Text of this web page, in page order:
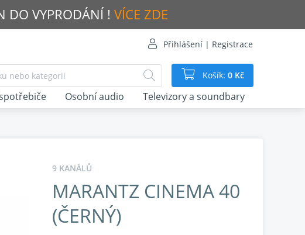
DO VYPRODÁNÍ ! VÍCE ZDE
Přihlášení | Registrace
Košík: 0 Kč
9 KANÁLŮ
MARANTZ CINEMA 40
(ČERNÝ)
Osobní audio Televizory a soundbary